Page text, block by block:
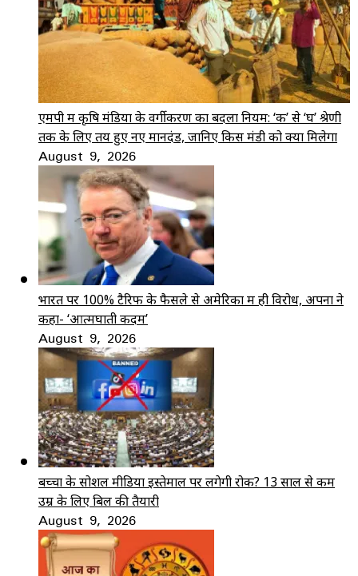
एमपी में कृषि मंडियों के वर्गीकरण का बदला नियम: ‘क’ से ‘घ’ श्रेणी
तक के लिए तय हुए नए मानदंड, जानिए किस मंडी को क्या मिलेगा
August 9, 2026
भारत पर 100% टैरिफ के फैसले से अमेरिका में ही विरोध, अपनों ने
कहा- ‘आत्मघाती कदम’
August 9, 2026
बच्चों के सोशल मीडिया इस्तेमाल पर लगेगी रोक? 13 साल से कम
उम्र के लिए बिल की तैयारी
August 9, 2026